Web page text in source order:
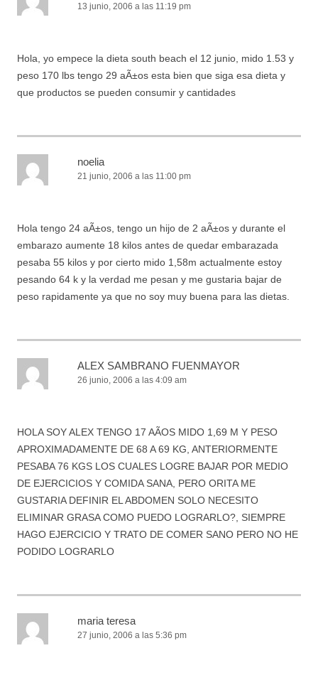
13 junio, 2006 a las 11:19 pm
Hola, yo empece la dieta south beach el 12 junio, mido 1.53 y
peso 170 lbs tengo 29 aÃ±os esta bien que siga esa dieta y
que productos se pueden consumir y cantidades
noelia
21 junio, 2006 a las 11:00 pm
Hola tengo 24 aÃ±os, tengo un hijo de 2 aÃ±os y durante el
embarazo aumente 18 kilos antes de quedar embarazada
pesaba 55 kilos y por cierto mido 1,58m actualmente estoy
pesando 64 k y la verdad me pesan y me gustaria bajar de
peso rapidamente ya que no soy muy buena para las dietas.
ALEX SAMBRANO FUENMAYOR
26 junio, 2006 a las 4:09 am
HOLA SOY ALEX TENGO 17 AÃOS MIDO 1,69 M Y PESO
APROXIMADAMENTE DE 68 A 69 KG, ANTERIORMENTE
PESABA 76 KGS LOS CUALES LOGRE BAJAR POR MEDIO
DE EJERCICIOS Y COMIDA SANA, PERO ORITA ME
GUSTARIA DEFINIR EL ABDOMEN SOLO NECESITO
ELIMINAR GRASA COMO PUEDO LOGRARLO?, SIEMPRE
HAGO EJERCICIO Y TRATO DE COMER SANO PERO NO HE
PODIDO LOGRARLO
maria teresa
27 junio, 2006 a las 5:36 pm